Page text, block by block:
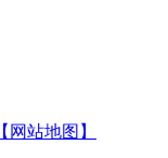
【网站地图】